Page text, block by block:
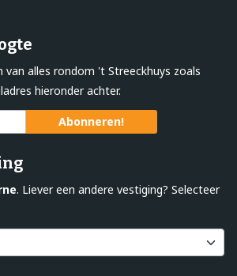
van alles rondom 't Streeckhuys zoals
hieronder achter.
. Liever een andere vestiging? Selecteer